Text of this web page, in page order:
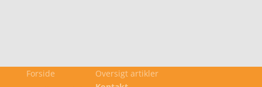
Forside
Oversigt artikler